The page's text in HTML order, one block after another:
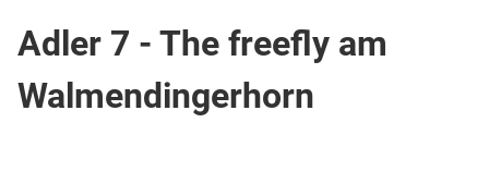
Adler 7 - The freefly am
Walmendingerhorn